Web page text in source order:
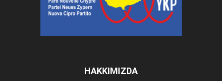
HAKKIMIZDA